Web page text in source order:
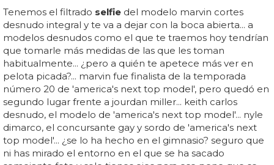
Tenemos el filtrado selfie del modelo marvin cortes
desnudo integral y te va a dejar con la boca abierta... a
modelos desnudos como el que te traemos hoy tendrían
que tomarle más medidas de las que les toman
habitualmente... ¿pero a quién te apetece más ver en
pelota picada?... marvin fue finalista de la temporada
número 20 de 'america's next top model', pero quedó en
segundo lugar frente a jourdan miller... keith carlos
desnudo, el modelo de 'america's next top model'... nyle
dimarco, el concursante gay y sordo de 'america's next
top model'... ¿se lo ha hecho en el gimnasio? seguro que
ni has mirado el entorno en el que se ha sacado